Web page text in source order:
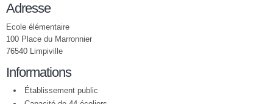
Adresse
Ecole élémentaire
100 Place du Marronnier
76540 Limpiville
Informations
Établissement public